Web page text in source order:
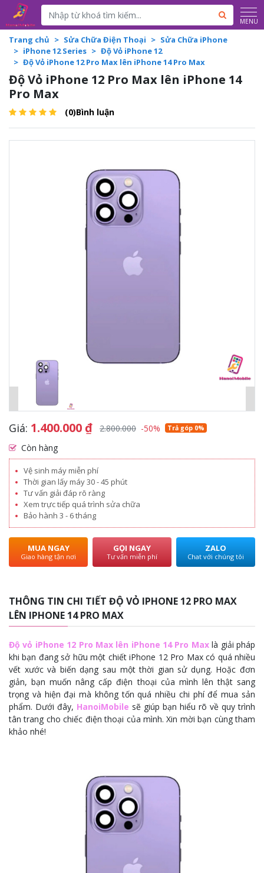
Powered by Translate MENU
Trang chủ Sửa Chữa Điện Thoại
Sửa Chữa iPhone
iPhone 12 Series
Độ Vỏ iPhone 12
Độ Vỏ iPhone 12 Pro Max lên iPhone 14 Pro Max
Độ Vỏ iPhone 12 Pro Max lên iPhone 14
Pro Max
(0)Bình luận
Giá: 1.400.000 ₫ 2.800.000 -50% Trả góp 0%
Còn hàng
Vệ sinh máy miễn phí
Thời gian lấy máy 30 - 45 phút
Tư vấn giải đáp rõ ràng
Xem trực tiếp quá trình sửa chữa
Bảo hành 3 - 6 tháng
MUA NGAY
Giao hàng tận nơi
GỌI NGAY
Tư vấn miễn phí
ZALO
Chat với chúng tôi
THÔNG TIN CHI TIẾT ĐỘ VỎ IPHONE 12 PRO MAX
LÊN IPHONE 14 PRO MAX
Độ vỏ iPhone 12 Pro Max lên iPhone 14 Pro Maxlà giải pháp
khi bạn đang sở hữu một chiết iPhone 12 Pro Max có quá nhiều
vết xước và biến dạng sau một thời gian sử dụng. Hoặc đơn
giản, bạn muốn nâng cấp điện thoại của mình lên thật sang
trọng và hiện đại mà không tốn quá nhiều chi phí để mua sản
phẩm. Dưới đây, HanoiMobile sẽ giúp bạn hiểu rõ về quy trình
tân trang cho chiếc điện thoại của mình. Xin mời bạn cùng tham
khảo nhé!